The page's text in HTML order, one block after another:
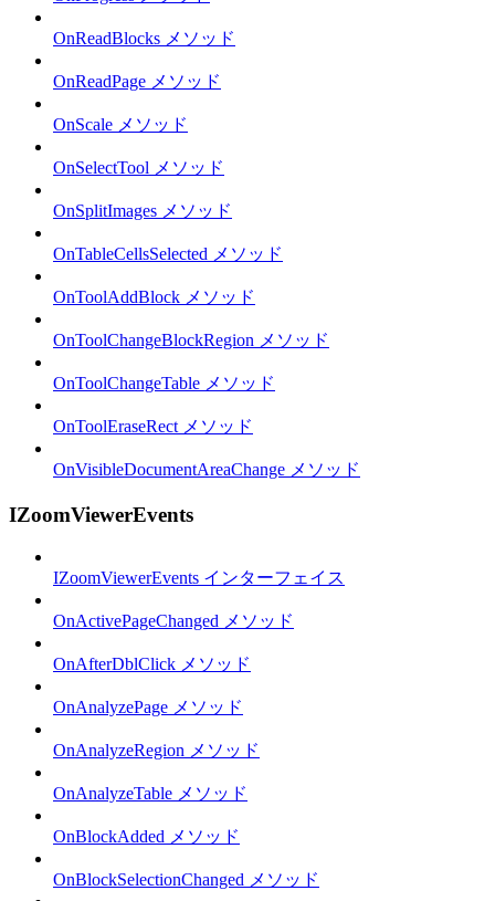
OnReadBlocks メソッド
OnReadPage メソッド
OnScale メソッド
OnSelectTool メソッド
OnSplitImages メソッド
OnTableCellsSelected メソッド
OnToolAddBlock メソッド
OnToolChangeBlockRegion メソッド
OnToolChangeTable メソッド
OnToolEraseRect メソッド
OnVisibleDocumentAreaChange メソッド
IZoomViewerEvents
IZoomViewerEvents インターフェイス
OnActivePageChanged メソッド
OnAfterDblClick メソッド
OnAnalyzePage メソッド
OnAnalyzeRegion メソッド
OnAnalyzeTable メソッド
OnBlockAdded メソッド
OnBlockSelectionChanged メソッド